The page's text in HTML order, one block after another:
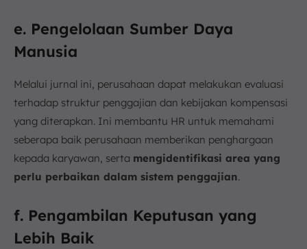
e. Pengelolaan Sumber Daya
Manusia
Melalui jurnal ini, perusahaan dapat melakukan evaluasi
terhadap struktur penggajian dan kebijakan kompensasi
yang diterapkan. Ini membantu HR untuk memahami
seberapa baik perusahaan memberikan penghargaan
kepada karyawan, serta mengidentifikasi area yang
perlu perbaikan dalam sistem penggajian.
f. Pengambilan Keputusan yang
Lebih Baik